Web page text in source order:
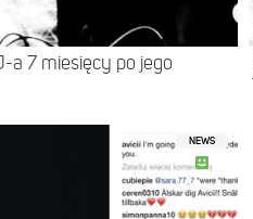
a 7 miesięcy po jego
NEWS